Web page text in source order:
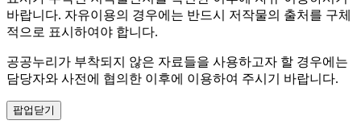
바랍니다. 자유이용의 경우에는 반드시 저작물의 출처를 구체
적으로 표시하여야 합니다.
공공누리가 부착되지 않은 자료들을 사용하고자 할 경우에는
담당자와 사전에 협의한 이후에 이용하여 주시기 바랍니다.
팝업닫기